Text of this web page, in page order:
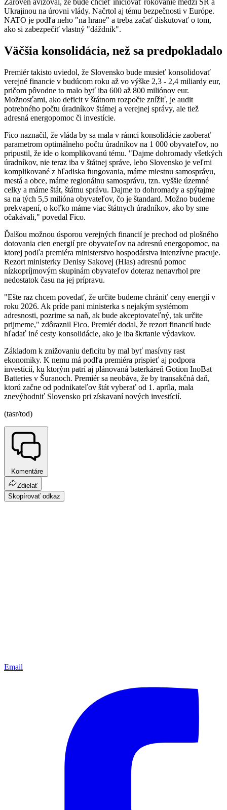
Zároveň avizoval, že bude chcieť iniciovať rokovanie medzi SR a
Ukrajinou na úrovni vlády. Načrtol aj tému bezpečnosti v Európe.
NATO je podľa neho "na hrane" a treba začať diskutovať o tom,
ako si zabezpečiť vlastný "dáždnik".
Väčšia konsolidácia, než sa predpokladalo
Premiér takisto uviedol, že Slovensko bude musieť konsolidovať
verejné financie v budúcom roku až vo výške 2,3 - 2,4 miliardy eur,
pričom pôvodne to malo byť iba 600 až 800 miliónov eur.
Možnosťami, ako deficit v štátnom rozpočte znížiť, je audit
potrebného počtu úradníkov štátnej a verejnej správy, ale tiež
adresná energopomoc či investície.
Fico naznačil, že vláda by sa mala v rámci konsolidácie zaoberať
parametrom optimálneho počtu úradníkov na 1 000 obyvateľov, no
pripustil, že ide o komplikovanú tému. "Dajme dohromady všetkých
úradníkov, nie teraz iba v štátnej správe, lebo Slovensko je veľmi
komplikované z hľadiska fungovania, máme miestnu samosprávu,
mestá a obce, máme regionálnu samosprávu, tzn. vyššie územné
celky a máme štát, štátnu správu. Dajme to dohromady a spýtajme
sa na tých 5,5 milióna obyvateľov, čo je štandard. Možno budeme
prekvapení, o koľko máme viac štátnych úradníkov, ako by sme
očakávali," povedal Fico.
Ďalšou možnou úsporou verejných financií je prechod od plošného
dotovania cien energií pre obyvateľov na adresnú energopomoc, na
ktorej podľa premiéra ministerstvo hospodárstva intenzívne pracuje.
Rezort ministerky Denisy Sakovej (Hlas) adresnú pomoc
nízkopríjmovým skupinám obyvateľov doteraz nenavrhol pre
nedostatok času na jej prípravu.
"Ešte raz chcem povedať, že určite budeme chrániť ceny energií v
roku 2026. Ak príde pani ministerka s nejakým systémom
adresnosti, pozrime sa naň, ak bude akceptovateľný, tak určite
prijmeme," zdôraznil Fico. Premiér dodal, že rezort financií bude
hľadať iné cesty konsolidácie, ako je iba škrtanie výdavkov.
Základom k znižovaniu deficitu by mal byť masívny rast
ekonomiky. K nemu má podľa premiéra prispieť aj podpora
investícií, ku ktorým patrí aj plánovaná baterkáreň Gotion InoBat
Batteries v Šuranoch. Premiér sa neobáva, že by transakčná daň,
ktorú začne od podnikateľov štát vyberať od 1. apríla, mala
znevýhodniť Slovensko pri získavaní nových investícií.
(tasr/tod)
Komentáre
Zdielať
Skopírovať odkaz
Email